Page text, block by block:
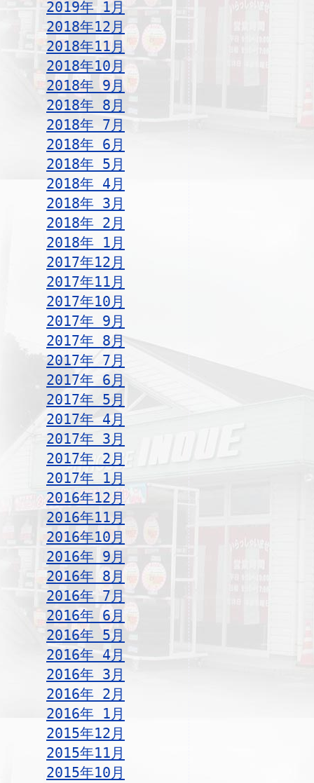
2019年 1月
2018年12月
2018年11月
2018年10月
2018年 9月
2018年 8月
2018年 7月
2018年 6月
2018年 5月
2018年 4月
2018年 3月
2018年 2月
2018年 1月
2017年12月
2017年11月
2017年10月
2017年 9月
2017年 8月
2017年 7月
2017年 6月
2017年 5月
2017年 4月
2017年 3月
2017年 2月
2017年 1月
2016年12月
2016年11月
2016年10月
2016年 9月
2016年 8月
2016年 7月
2016年 6月
2016年 5月
2016年 4月
2016年 3月
2016年 2月
2016年 1月
2015年12月
2015年11月
2015年10月